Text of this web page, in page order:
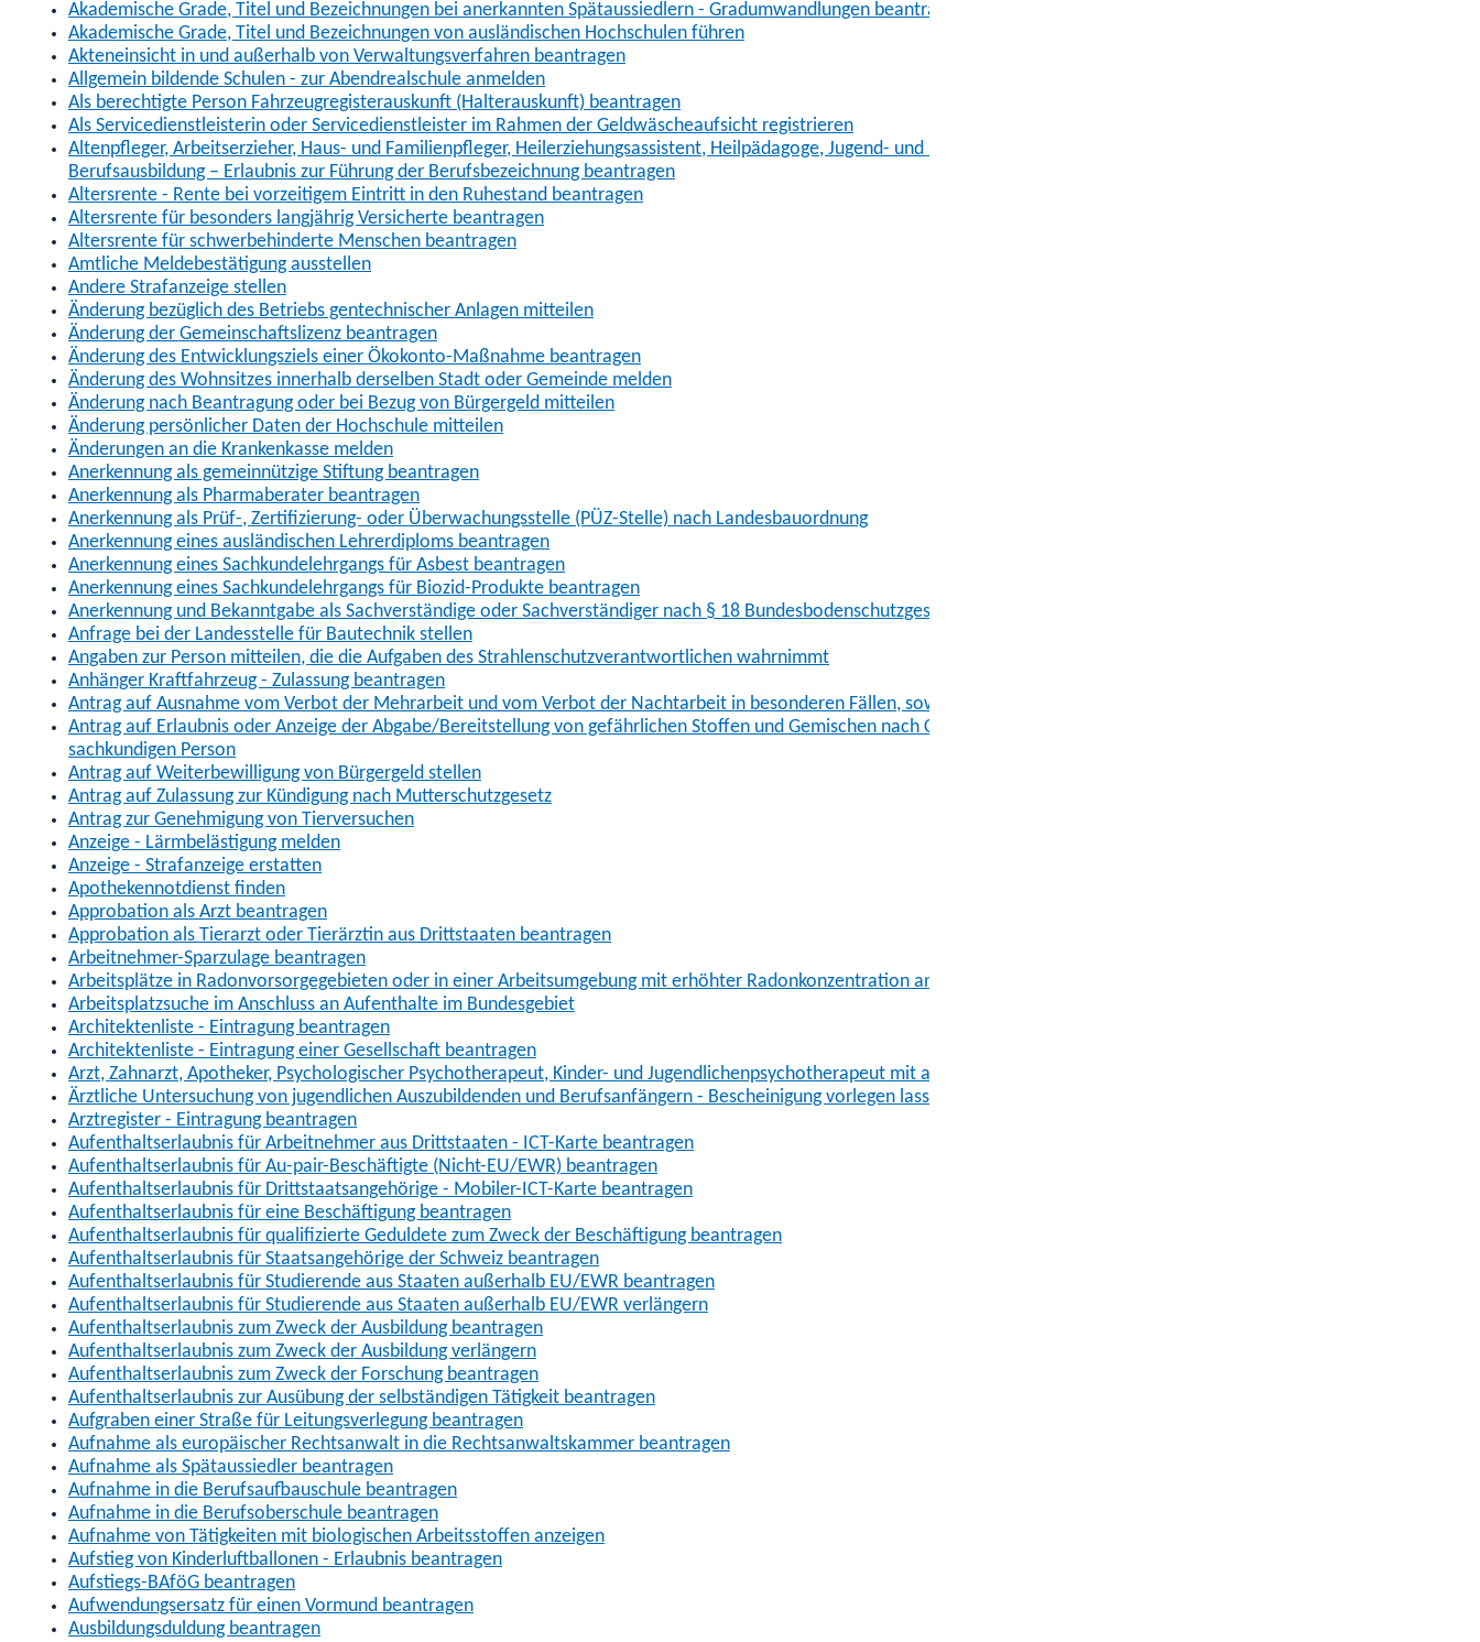
Akademische Grade, Titel und Bezeichnungen bei anerkannten Spätaussiedlern - Gradumwandlungen beantragen
Akademische Grade, Titel und Bezeichnungen von ausländischen Hochschulen führen
Akteneinsicht in und außerhalb von Verwaltungsverfahren beantragen
Allgemein bildende Schulen - zur Abendrealschule anmelden
Als berechtigte Person Fahrzeugregisterauskunft (Halterauskunft) beantragen
Als Servicedienstleisterin oder Servicedienstleister im Rahmen der Geldwäscheaufsicht registrieren
Altenpfleger, Arbeitserzieher, Haus- und Familienpfleger, Heilerziehungsassistent, Heilpädagoge, Jugend- und Heimerzieher, Sozialarbeiter, Sozialpädagoge mit ausländischer
Berufsausbildung – Erlaubnis zur Führung der Berufsbezeichnung beantragen
Altersrente - Rente bei vorzeitigem Eintritt in den Ruhestand beantragen
Altersrente für besonders langjährig Versicherte beantragen
Altersrente für schwerbehinderte Menschen beantragen
Amtliche Meldebestätigung ausstellen
Andere Strafanzeige stellen
Änderung bezüglich des Betriebs gentechnischer Anlagen mitteilen
Änderung der Gemeinschaftslizenz beantragen
Änderung des Entwicklungsziels einer Ökokonto-Maßnahme beantragen
Änderung des Wohnsitzes innerhalb derselben Stadt oder Gemeinde melden
Änderung nach Beantragung oder bei Bezug von Bürgergeld mitteilen
Änderung persönlicher Daten der Hochschule mitteilen
Änderungen an die Krankenkasse melden
Anerkennung als gemeinnützige Stiftung beantragen
Anerkennung als Pharmaberater beantragen
Anerkennung als Prüf-, Zertifizierung- oder Überwachungsstelle (PÜZ-Stelle) nach Landesbauordnung
Anerkennung eines ausländischen Lehrerdiploms beantragen
Anerkennung eines Sachkundelehrgangs für Asbest beantragen
Anerkennung eines Sachkundelehrgangs für Biozid-Produkte beantragen
Anerkennung und Bekanntgabe als Sachverständige oder Sachverständiger nach § 18 Bundesbodenschutzgesetz
Anfrage bei der Landesstelle für Bautechnik stellen
Angaben zur Person mitteilen, die die Aufgaben des Strahlenschutzverantwortlichen wahrnimmt
Anhänger Kraftfahrzeug - Zulassung beantragen
Antrag auf Ausnahme vom Verbot der Mehrarbeit und vom Verbot der Nachtarbeit in besonderen Fällen, sowie der Art der Arbeit und dem Arbeitstempo
Antrag auf Erlaubnis oder Anzeige der Abgabe/Bereitstellung von gefährlichen Stoffen und Gemischen nach ChemVerbotsV sowie Änderungsanzeigen bei Wechsel der
sachkundigen Person
Antrag auf Weiterbewilligung von Bürgergeld stellen
Antrag auf Zulassung zur Kündigung nach Mutterschutzgesetz
Antrag zur Genehmigung von Tierversuchen
Anzeige - Lärmbelästigung melden
Anzeige - Strafanzeige erstatten
Apothekennotdienst finden
Approbation als Arzt beantragen
Approbation als Tierarzt oder Tierärztin aus Drittstaaten beantragen
Arbeitnehmer-Sparzulage beantragen
Arbeitsplätze in Radonvorsorgegebieten oder in einer Arbeitsumgebung mit erhöhter Radonkonzentration anmelden
Arbeitsplatzsuche im Anschluss an Aufenthalte im Bundesgebiet
Architektenliste - Eintragung beantragen
Architektenliste - Eintragung einer Gesellschaft beantragen
Arzt, Zahnarzt, Apotheker, Psychologischer Psychotherapeut, Kinder- und Jugendlichenpsychotherapeut mit ausländischer Berufsausbildung – Approbation beantragen
Ärztliche Untersuchung von jugendlichen Auszubildenden und Berufsanfängern - Bescheinigung vorlegen lassen
Arztregister - Eintragung beantragen
Aufenthaltserlaubnis für Arbeitnehmer aus Drittstaaten - ICT-Karte beantragen
Aufenthaltserlaubnis für Au-pair-Beschäftigte (Nicht-EU/EWR) beantragen
Aufenthaltserlaubnis für Drittstaatsangehörige - Mobiler-ICT-Karte beantragen
Aufenthaltserlaubnis für eine Beschäftigung beantragen
Aufenthaltserlaubnis für qualifizierte Geduldete zum Zweck der Beschäftigung beantragen
Aufenthaltserlaubnis für Staatsangehörige der Schweiz beantragen
Aufenthaltserlaubnis für Studierende aus Staaten außerhalb EU/EWR beantragen
Aufenthaltserlaubnis für Studierende aus Staaten außerhalb EU/EWR verlängern
Aufenthaltserlaubnis zum Zweck der Ausbildung beantragen
Aufenthaltserlaubnis zum Zweck der Ausbildung verlängern
Aufenthaltserlaubnis zum Zweck der Forschung beantragen
Aufenthaltserlaubnis zur Ausübung der selbständigen Tätigkeit beantragen
Aufgraben einer Straße für Leitungsverlegung beantragen
Aufnahme als europäischer Rechtsanwalt in die Rechtsanwaltskammer beantragen
Aufnahme als Spätaussiedler beantragen
Aufnahme in die Berufsaufbauschule beantragen
Aufnahme in die Berufsoberschule beantragen
Aufnahme von Tätigkeiten mit biologischen Arbeitsstoffen anzeigen
Aufstieg von Kinderluftballonen - Erlaubnis beantragen
Aufstiegs-BAföG beantragen
Aufwendungsersatz für einen Vormund beantragen
Ausbildungsduldung beantragen